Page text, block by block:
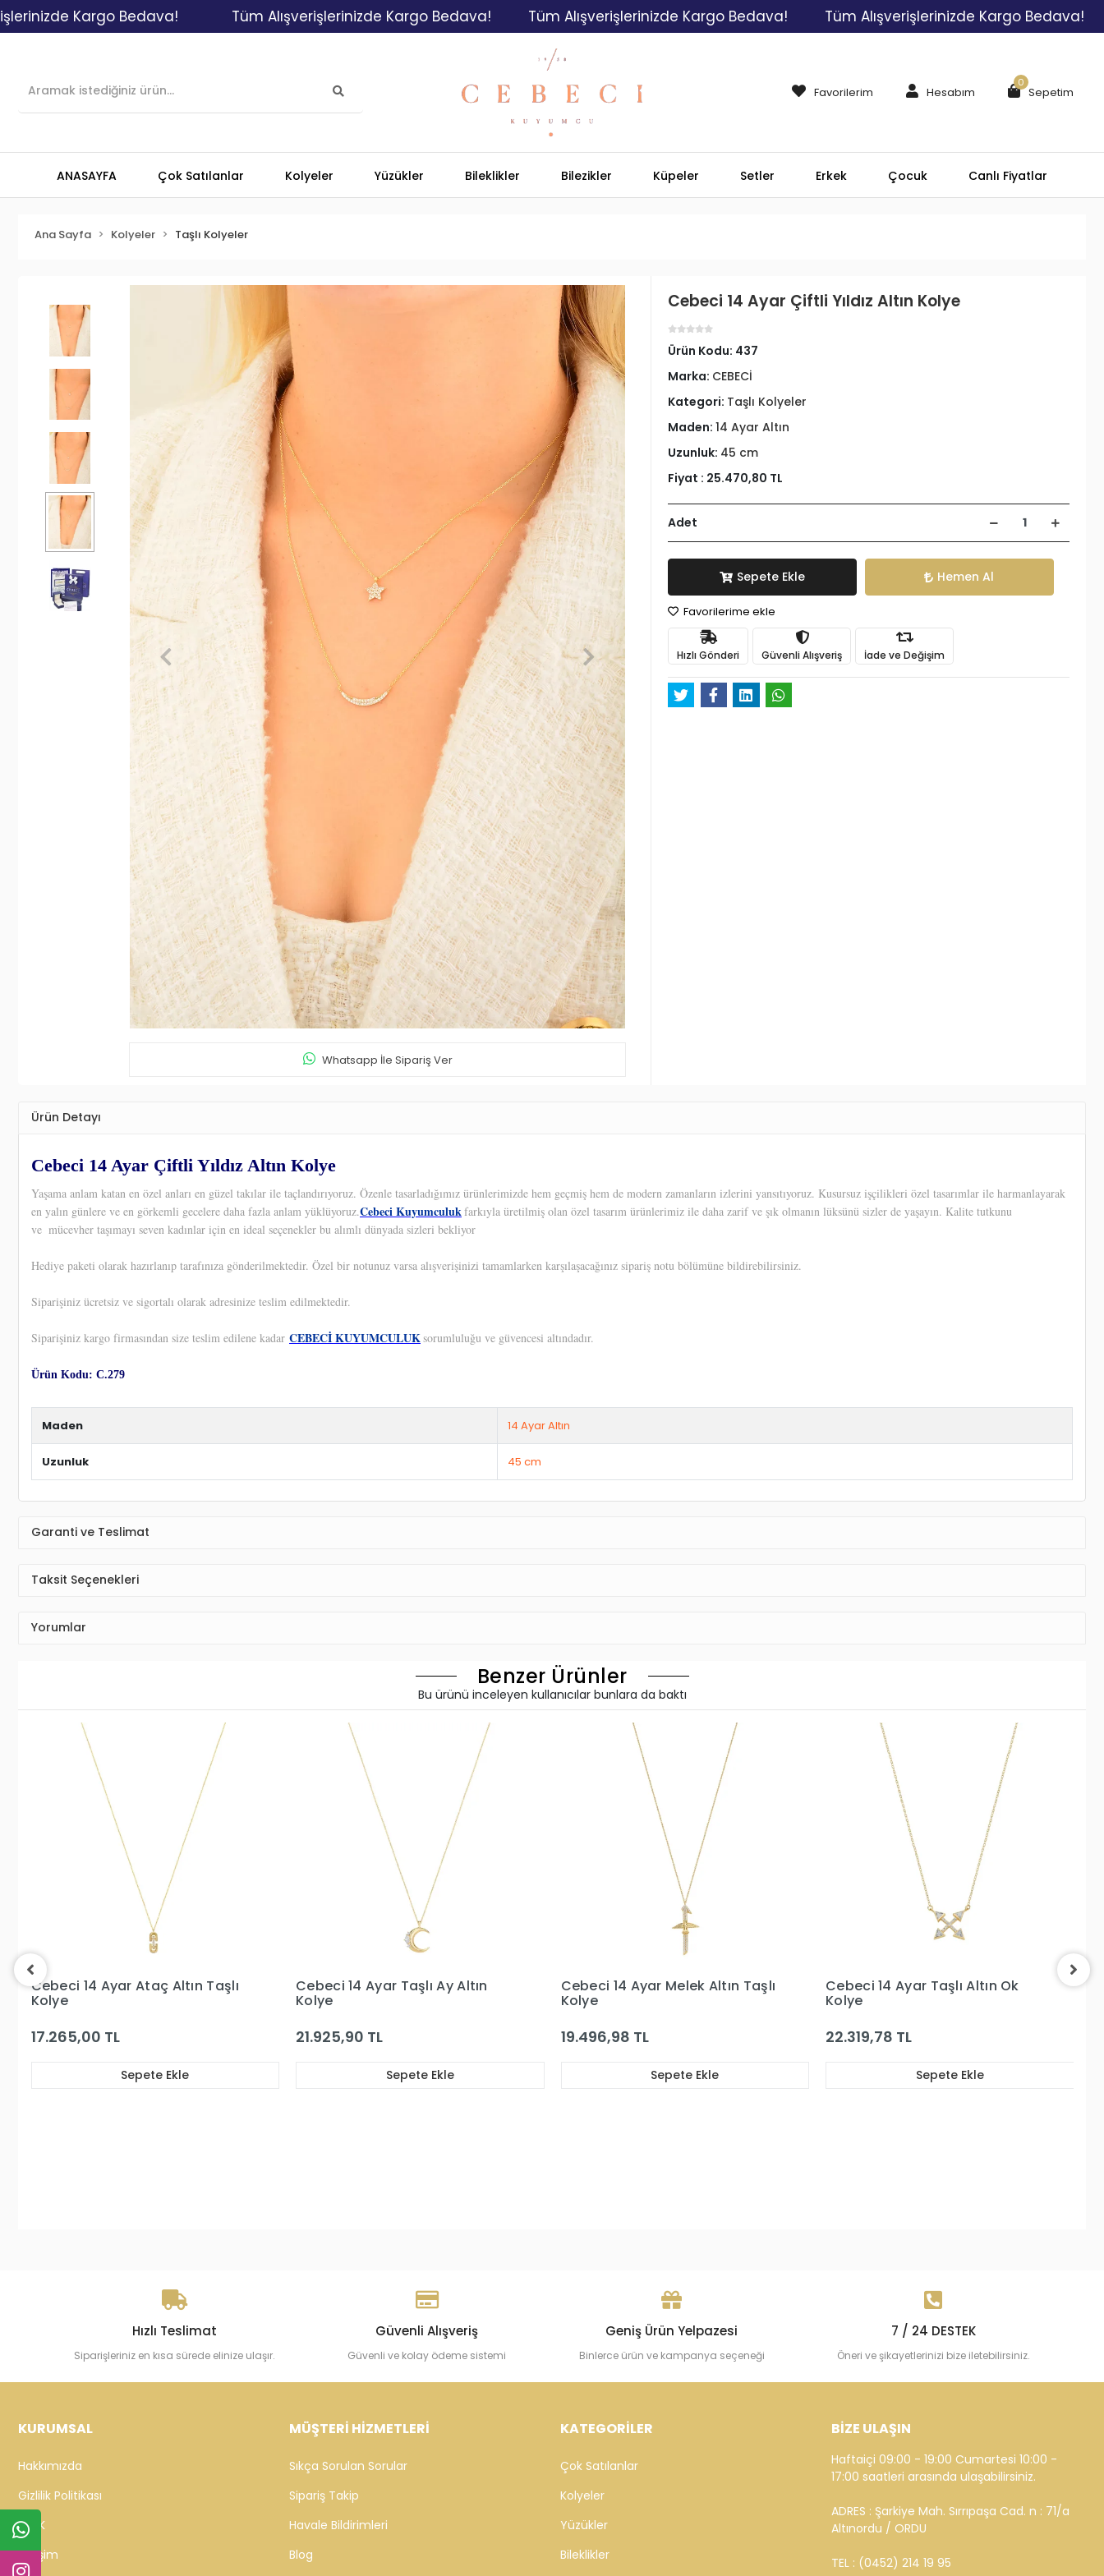
Kargo Bedava! Tüm Alışverişlerinizde Kargo Bedava! Tüm Alışverişlerinizde Kargo Bedava! Tüm Alışverişlerinizde Kargo Bedava!
Favorilerim Hesabım Sepetim
0
ANASAYFA Çok Satılanlar Kolyeler Yüzükler Bileklikler Bilezikler Küpeler Setler Erkek Çocuk Canlı Fiyatlar
Ana Sayfa Kolyeler Taşlı Kolyeler
Whatsapp İle Sipariş Ver
Cebeci 14 Ayar Çiftli Yıldız Altın Kolye
Ürün Kodu: 437
Marka: CEBECİ
Kategori: Taşlı Kolyeler
Maden: 14 Ayar Altın
Uzunluk: 45 cm
Fiyat : 25.470,80 TL
Adet
Sepete Ekle Hemen Al
Favorilerime ekle
Hızlı Gönderi Güvenli Alışveriş İade ve Değişim
Ürün Detayı
Cebeci 14 Ayar Çiftli Yıldız Altın Kolye
Yaşama anlam katan en özel anları en güzel takılar ile taçlandırıyoruz. Özenle tasarladığımız ürünlerimizde hem geçmiş hem de modern zamanların izlerini yansıtıyoruz. Kusursuz işçilikleri özel tasarımlar ile harmanlayarak
en yalın günlere ve en görkemli gecelere daha fazla anlam yüklüyoruz.Cebeci Kuyumculukfarkıyla üretilmiş olan özel tasarım ürünlerimiz ile daha zarif ve şık olmanın lüksünü sizler de yaşayın. Kalite tutkunu
ve mücevher taşımayı seven kadınlar için en ideal seçenekler bu alımlı dünyada sizleri bekliyor
Hediye paketi olarak hazırlanıp tarafınıza gönderilmektedir. Özel bir notunuz varsa alışverişinizi tamamlarken karşılaşacağınız sipariş notu bölümüne bildirebilirsiniz.
Siparişiniz ücretsiz ve sigortalı olarak adresinize teslim edilmektedir.
Siparişiniz kargo firmasından size teslim edilene kadar CEBECİ KUYUMCULUKsorumluluğu ve güvencesi altındadır.
Ürün Kodu: C.279
Maden 14 Ayar Altın
Uzunluk 45 cm
Garanti ve Teslimat
Taksit Seçenekleri
Yorumlar
Benzer Ürünler
Bu ürünü inceleyen kullanıcılar bunlara da baktı
Cebeci 14 Ayar Taşlı Ay Altın
Kolye
21.925,90 TL
Sepete Ekle
Cebeci 14 Ayar Melek Altın Taşlı
Kolye
19.496,98 TL
Sepete Ekle
Cebeci 14 Ayar Taşlı Altın Ok
Kolye
22.319,78 TL
Sepete Ekle
Cebeci 14 Ayar Su Yolu Altın
Kolye
126.106,73 TL
Sepete Ekle
Hızlı Teslimat
Siparişleriniz en kısa sürede elinize ulaşır.
Güvenli Alışveriş
Güvenli ve kolay ödeme sistemi
Geniş Ürün Yelpazesi
Binlerce ürün ve kampanya seçeneği
7 / 24 DESTEK
Öneri ve şikayetlerinizi bize iletebilirsiniz.
KURUMSAL
Hakkımızda
Gizlilik Politikası
KVKK
İletişim
MÜŞTERİ HİZMETLERİ
Sıkça Sorulan Sorular
Sipariş Takip
Havale Bildirimleri
Blog
KATEGORİLER
Çok Satılanlar
Kolyeler
Yüzükler
Bileklikler
BİZE ULAŞIN
Haftaiçi 09:00 - 19:00 Cumartesi 10:00 -
17:00 saatleri arasında ulaşabilirsiniz.
ADRES : Şarkiye Mah. Sırrıpaşa Cad. n : 71/a
Altınordu / ORDU
TEL : (0452) 214 19 95